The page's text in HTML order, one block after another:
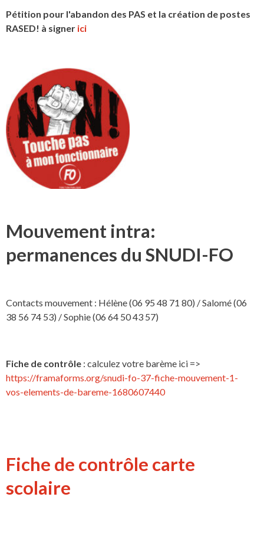
Pétition pour l'abandon des PAS et la création de postes
RASED! à signer ici
Mouvement intra:
permanences du SNUDI-FO
Contacts mouvement : Hélène (06 95 48 71 80) / Salomé (06
38 56 74 53) / Sophie (06 64 50 43 57)
Fiche de contrôle : calculez votre barème ici =>
https://framaforms.org/snudi-fo-37-fiche-mouvement-1-
vos-elements-de-bareme-1680607440
Fiche de contrôle carte
scolaire